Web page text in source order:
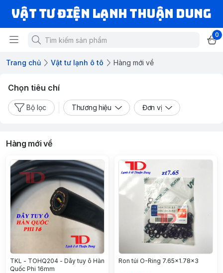
VẬT TƯ ĐIỆN LẠNH THUẬN DUNG
0
Trang chủ Vật tư lạnh ô tô Hàng mới về
Chọn tiêu chí
Bộ lọc Thương hiệu Đơn vị
Hàng mới về
TKL - TOHQ204 - Dây tuy ô Hàn
Quốc Phi 16mm
Ron túi O-Ring 7.65x1.78x3